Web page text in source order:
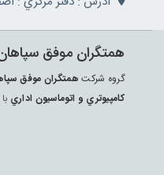
همتگران موفق
گروه شرکتهمتگران موفق
کامپيوتري و اتوماسيون اداري